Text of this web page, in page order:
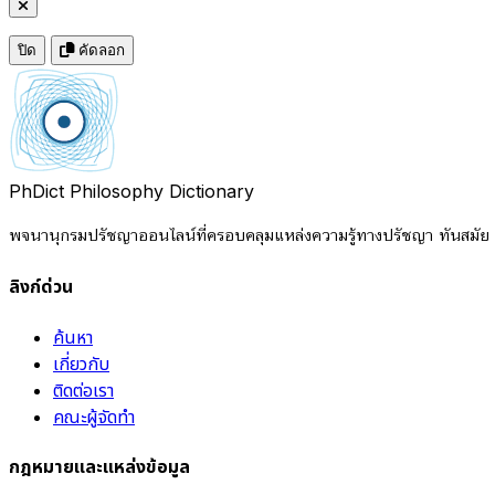
ปิด คัดลอก
PhDict Philosophy Dictionary
พจนานุกรมปรัชญาออนไลน์ที่ครอบคลุมแหล่งความรู้ทางปรัชญา ทันสมัย
ลิงก์ด่วน
ค้นหา
เกี่ยวกับ
ติดต่อเรา
คณะผู้จัดทำ
กฎหมายและแหล่งข้อมูล